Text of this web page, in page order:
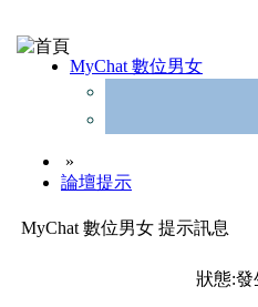
MyChat 數位男女
»
論壇提示
MyChat 數位男女 提示訊息
狀態:發